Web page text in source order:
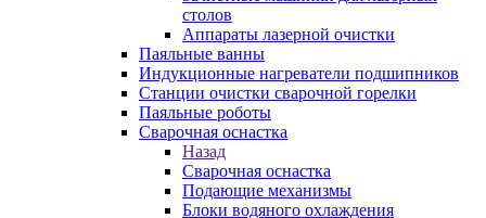
столов
Аппараты лазерной очистки
Паяльные ванны
Индукционные нагреватели подшипников
Станции очистки сварочной горелки
Паяльные роботы
Сварочная оснастка
Назад
Сварочная оснастка
Подающие механизмы
Блоки водяного охлаждения